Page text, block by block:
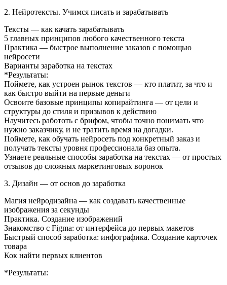
2. Нейротексты. Учимся писать и зарабатывать
Тексты — как качать зарабатывать
5 главных принципов любого качественного текста
Практика — быстрое выполнение заказов с помощью
нейросети
Варианты заработка на текстах
*Результаты:
Поймете, как устроен рынок текстов — кто платит, за что и
как быстро выйти на первые деньги
Освоите базовые принципы копирайтинга — от цели и
структуры до стиля и призывов к действию
Научитесь работоть с брифом, чтобы точно понимать что
нужно заказчику, и не тратить время на догадки.
Поймете, как обучать нейросеть под конкретный заказ и
получать тексты уровня профессионала баз опыта.
Узнаете реальные способы заработка на текстах — от простых
отзывов до сложных маркетинговых воронок
3. Дизайн — от основ до заработка
Магия нейродизайна — как создавать качественные
изображения за секунды
Практика. Создание изображений
Знакомство с Figma: от интерфейса до первых макетов
Быстрый способ заработка: инфографика. Создание карточек
товара
Кок найти первых клиентов
*Результаты: